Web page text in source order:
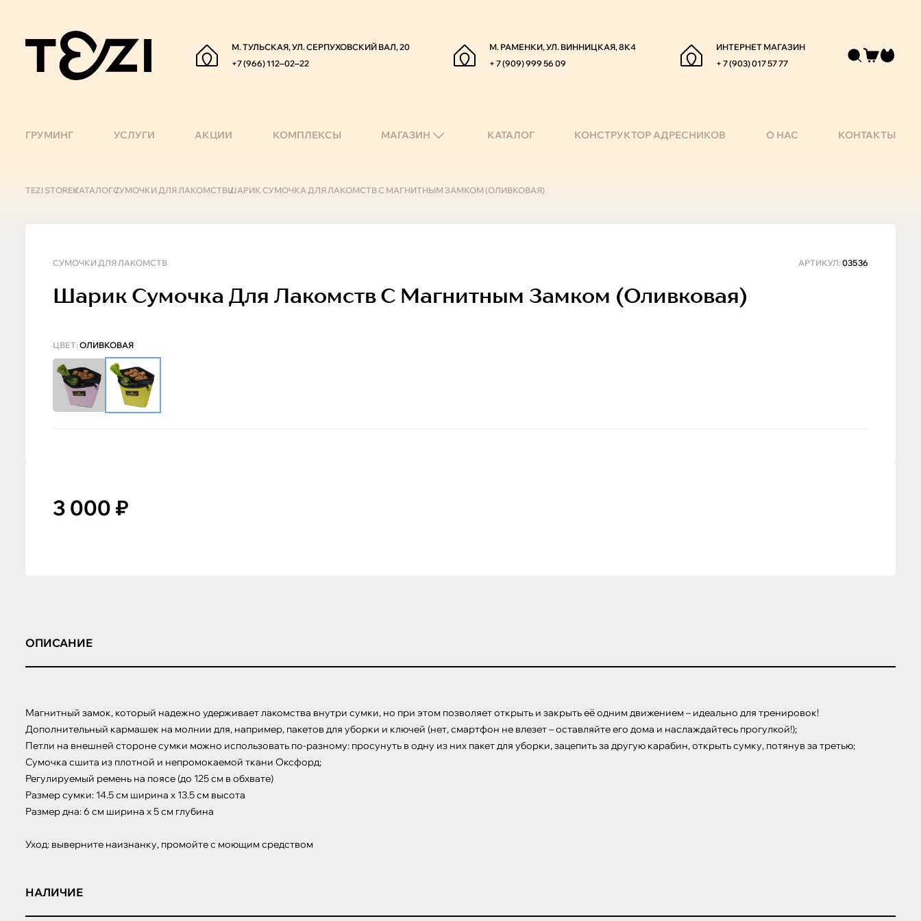
М. ТУЛЬСКАЯ, УЛ. СЕРПУХОВСКИЙ ВАЛ, 20
+7 (966) 112‒02‒22
М. РАМЕНКИ, УЛ. ВИННИЦКАЯ, 8К4
+ 7 (909) 999 56 09
ИНТЕРНЕТ МАГАЗИН
+ 7 (903) 017 57 77
ГРУМИНГ УСЛУГИ АКЦИИ КОМПЛЕКСЫ МАГАЗИН КАТАЛОГ КОНСТРУКТОР АДРЕСНИКОВ О НАС КОНТАКТЫ
TEZI STOREКАТАЛОГСУМОЧКИ ДЛЯ ЛАКОМСТВШАРИК СУМОЧКА ДЛЯ ЛАКОМСТВ С МАГНИТНЫМ ЗАМКОМ (ОЛИВКОВАЯ)
СУМОЧКИ ДЛЯ ЛАКОМСТВ АРТИКУЛ: 03536
Шарик Сумочка Для Лакомств С Магнитным Замком (оливковая)
ЦВЕТ: ОЛИВКОВАЯ
3 000 ₽
ОПИСАНИЕ
Магнитный замок, который надежно удерживает лакомства внутри сумки, но при этом позволяет открыть и закрыть её одним движением – идеально для тренировок!
Дополнительный кармашек на молнии для, например, пакетов для уборки и ключей (нет, смартфон не влезет – оставляйте его дома и наслаждайтесь прогулкой!);
Петли на внешней стороне сумки можно использовать по-разному: просунуть в одну из них пакет для уборки, зацепить за другую карабин, открыть сумку, потянув за третью;
Сумочка cшита из плотной и непромокаемой ткани Оксфорд;
Регулируемый ремень на поясе (до 125 см в обхвате)
Размер сумки: 14.5 см ширина х 13.5 см высота
Размер дна: 6 см ширина х 5 см глубина
Уход: выверните наизнанку, промойте с моющим средством
НАЛИЧИЕ